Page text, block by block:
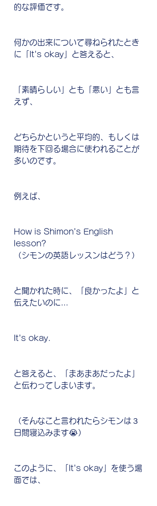
的な評価です。
何かの出来について尋ねられたとき
に「It's okay」と答えると、
「素晴らしい」とも「悪い」とも言
えず、
どちらかというと平均的、もしくは
期待を下回る場合に使われることが
多いのです。
例えば、
How is Shimon's English
lesson?
（シモンの英語レッスンはどう？）
と聞かれた時に、「良かったよ」と
伝えたいのに...
It's okay.
と答えると、「まあまあだったよ」
と伝わってしまいます。
（そんなこと言われたらシモンは３
日間寝込みます😭）
このように、「It's okay」を使う場
面では、